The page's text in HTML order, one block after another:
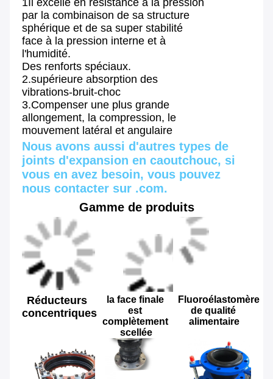
par la combinaison de sa structure
sphérique et de sa super stabilité
face à la pression interne et à
l'humidité.
Des renforts spéciaux.
2.supérieure absorption des
vibrations-bruit-choc
3.Compenser une plus grande
allongement, la compression, le
mouvement latéral et angulaire
Nous avons aussi d'autres types de
joints d'expansion en caoutchouc, si
vous en avez besoin, vous pouvez
nous contacter sur .com.
Gamme de produits
Réducteurs
concentriques
la face finale
est
complètement
scellée
Fluoroélastomère
de qualité
alimentaire